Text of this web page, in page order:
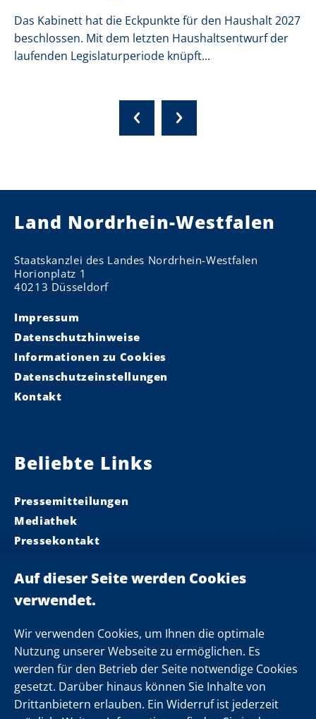
Wir verwenden Cookies, um Ihnen die optimale
Nutzung unserer Webseite zu ermöglichen. Es
werden für den Betrieb der Seite notwendige Cookies
gesetzt. Darüber hinaus können Sie Inhalte von
Drittanbietern erlauben. Ein Widerruf ist jederzeit
Das Kabinett hat die Eckpunkte für den Haushalt 2027
beschlossen. Mit dem letzten Haushaltsentwurf der
laufenden Legislaturperiode knüpft...
Land Nordrhein-Westfalen
Staatskanzlei des Landes Nordrhein-Westfalen
Horionplatz 1
40213 Düsseldorf
Impressum
Datenschutzhinweise
Informationen zu Cookies
Datenschutzeinstellungen
Kontakt
Beliebte Links
Pressemitteilungen
Mediathek
Pressekontakt
Landeskabinett
Einsamkeit
Folgen Sie uns